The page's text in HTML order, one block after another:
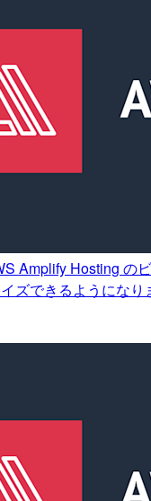
Amplify Hosting の
ズできるようになり